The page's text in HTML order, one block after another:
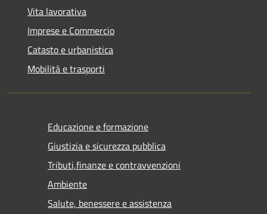
Vita lavorativa
Imprese e Commercio
Catasto e urbanistica
Mobilità e trasporti
Educazione e formazione
Giustizia e sicurezza pubblica
Tributi,finanze e contravvenzioni
Ambiente
Salute, benessere e assistenza